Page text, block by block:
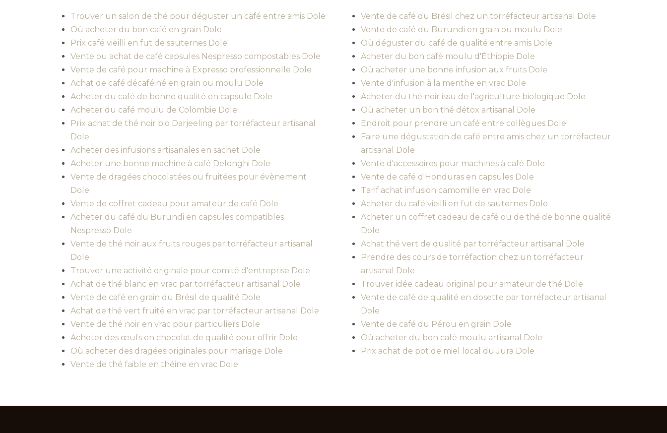
Trouver un salon de thé pour déguster un café entre amis Dole
Où acheter du bon café en grain Dole
Prix café vieilli en fut de sauternes Dole
Vente ou achat de café capsules Nespresso compostables Dole
Vente de café pour machine à Expresso professionnelle Dole
Achat de café décaféiné en grain ou moulu Dole
Acheter du café de bonne qualité en capsule Dole
Acheter du café moulu de Colombie Dole
Prix achat de thé noir bio Darjeeling par torréfacteur artisanal
Dole
Acheter des infusions artisanales en sachet Dole
Acheter une bonne machine à café Delonghi Dole
Vente de dragées chocolatées ou fruitées pour évènement
Dole
Vente de coffret cadeau pour amateur de café Dole
Acheter du café du Burundi en capsules compatibles
Nespresso Dole
Vente de thé noir aux fruits rouges par torréfacteur artisanal
Dole
Trouver une activité originale pour comité d'entreprise Dole
Achat de thé blanc en vrac par torréfacteur artisanal Dole
Vente de café en grain du Brésil de qualité Dole
Achat de thé vert fruité en vrac par torréfacteur artisanal Dole
Vente de thé noir en vrac pour particuliers Dole
Acheter des œufs en chocolat de qualité pour offrir Dole
Où acheter des dragées originales pour mariage Dole
Vente de thé faible en théine en vrac Dole
Vente de café du Brésil chez un torréfacteur artisanal Dole
Vente de café du Burundi en grain ou moulu Dole
Où déguster du café de qualité entre amis Dole
Acheter du bon café moulu d'Éthiopie Dole
Où acheter une bonne infusion aux fruits Dole
Vente d'infusion à la menthe en vrac Dole
Acheter du thé noir issu de l'agriculture biologique Dole
Où acheter un bon thé détox artisanal Dole
Endroit pour prendre un café entre collègues Dole
Faire une dégustation de café entre amis chez un torréfacteur
artisanal Dole
Vente d'accessoires pour machines à café Dole
Vente de café d'Honduras en capsules Dole
Tarif achat infusion camomille en vrac Dole
Acheter du café vieilli en fut de sauternes Dole
Acheter un coffret cadeau de café ou de thé de bonne qualité
Dole
Achat thé vert de qualité par torréfacteur artisanal Dole
Prendre des cours de torréfaction chez un torréfacteur
artisanal Dole
Trouver idée cadeau original pour amateur de thé Dole
Vente de café de qualité en dosette par torréfacteur artisanal
Dole
Vente de café du Pérou en grain Dole
Où acheter du bon café moulu artisanal Dole
Prix achat de pot de miel local du Jura Dole